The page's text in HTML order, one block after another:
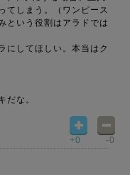
てしまう。（ワンピース
という役割はアラドでは
にしてほしい。本当はク
だな。
+0 -0